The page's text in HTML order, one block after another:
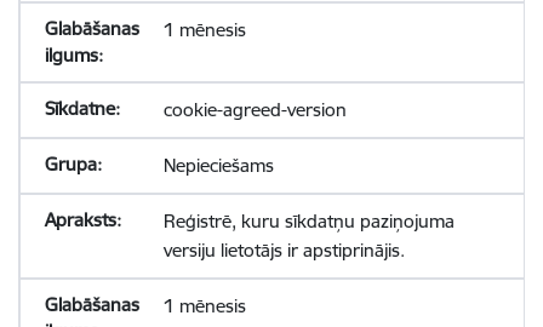
1 mēnesis
cookie-agreed-version
Nepieciešams
Reģistrē, kuru sīkdatņu paziņojuma
versiju lietotājs ir apstiprinājis.
1 mēnesis